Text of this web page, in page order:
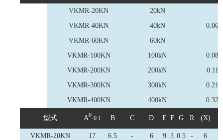
VKMR-20KN
20kN
VKMR-40KN
40kN
VKMR-60KN
60kN
VKMR-100KN
100kN
VKMR-200KN
200kN
VKMR-300KN
300kN
VKMR-400KN
400kN
型式 A0-0.1 B C D E F G R (X)
VKMR-20KN 17 6.5 - 6 9 3 0.5 - 6